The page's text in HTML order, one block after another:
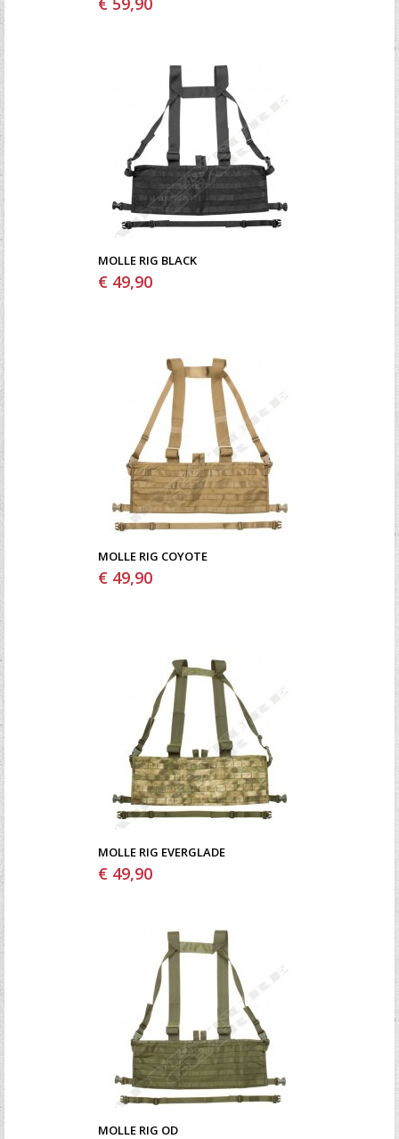
MOLLE RIG BLACK
€ 49,90
MOLLE RIG COYOTE
€ 49,90
MOLLE RIG EVERGLADE
€ 49,90
MOLLE RIG OD